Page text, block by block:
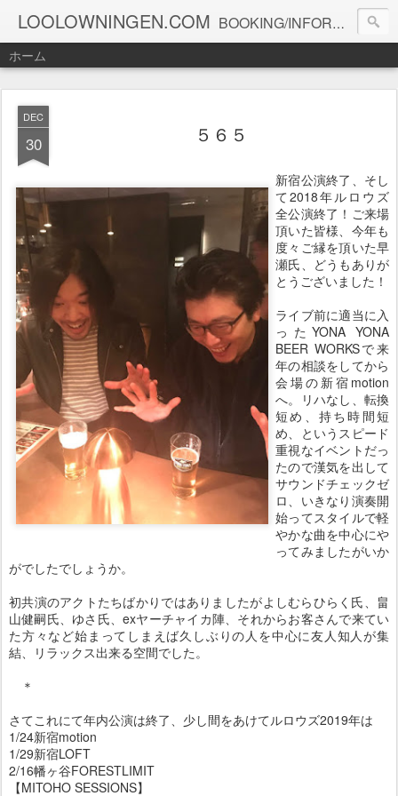
LOOLOWNINGEN.COM BOOKING/INFORMATION info@loolowningen.com
ホーム
DEC
30 ５６５
新宿公演終了、そし
て2018年ルロウズ
全公演終了！ご来場
頂いた皆様、今年も
度々ご縁を頂いた早
瀬氏、どうもありが
とうございました！
ライブ前に適当に入
ったYONA YONA
BEER WORKSで来
年の相談をしてから
会場の新宿motion
へ。リハなし、転換
短め、持ち時間短
め、というスピード
重視なイベントだっ
たので漢気を出して
サウンドチェックゼ
ロ、いきなり演奏開
始ってスタイルで軽
やかな曲を中心にや
ってみましたがいか
がでしたでしょうか。
初共演のアクトたちばかりではありましたがよしむらひらく氏、畠
山健嗣氏、ゆさ氏、exヤーチャイカ陣、それからお客さんで来てい
た方々など始まってしまえば久しぶりの人を中心に友人知人が集
結、リラックス出来る空間でした。
＊
さてこれにて年内公演は終了、少し間をあけてルロウズ2019年は
1/24新宿motion
1/29新宿LOFT
2/16幡ヶ谷FORESTLIMIT
【MITOHO SESSIONS】